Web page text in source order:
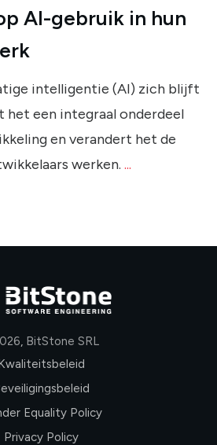
AI-gebruik in hun
intelligentie (AI) zich blijft
een integraal onderdeel
en verandert het de
werken. ...
, BitStone SRL
Equality Policy
Privacy Policy